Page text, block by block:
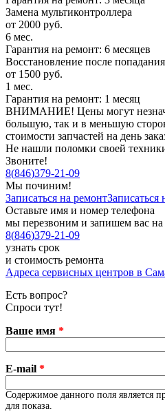
Замена мультиконтроллера
от 2000 руб.
6 мес.
Гарантия на ремонт: 6 месяцев
Восстановление после
от 1500 руб.
1 мес.
Гарантия на ремонт: 1 месяц
ВНИМАНИЕ! Цены могут
большую, так и в меньшую
стоимости запчастей на день
Не нашли поломки своей
Звоните!
8(846)379-21-09
Мы починим!
Записаться на ремонтЗаписаться
Оставьте имя и номер телефона
мы перезвоним и запишем вас на
8(846)379-21-09
узнать срок
и стоимость ремонта
Адреса сервисных центров в
Есть вопрос?
Спроси тут!
Ваше имя *
E-mail *
Содержимое данного поля является
для показа.